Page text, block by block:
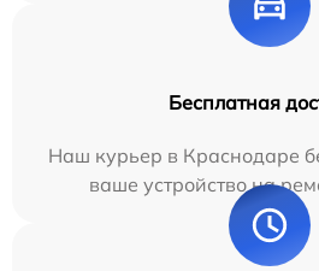
Бесплатная
Наш курьер в Краснодаре
ваше устройство на